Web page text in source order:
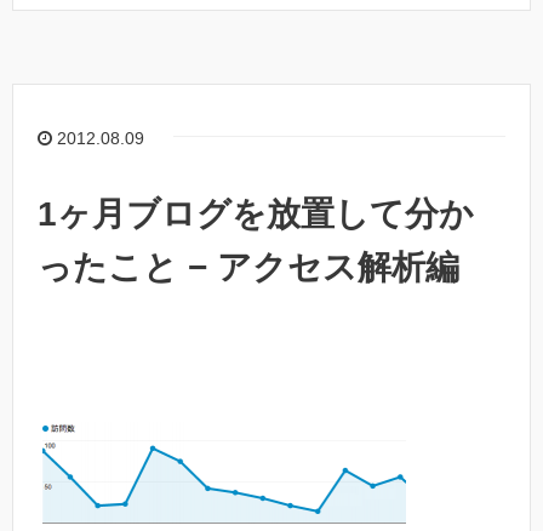
2012.08.09
1ヶ月ブログを放置して分か
ったこと − アクセス解析編